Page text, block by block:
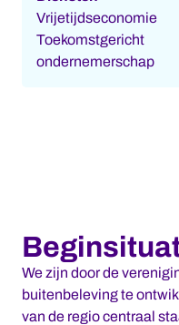
Vrijetijdseconomie
Toekomstgericht
ondernemerschap
We zijn door de
buitenbeleving te
van de regio centraal